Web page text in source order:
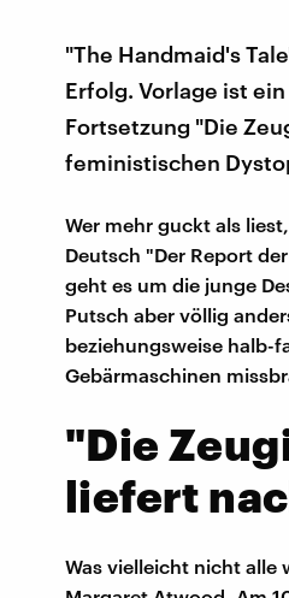
"The Handmaid's
Erfolg. Vorlage ist
Fortsetzung "Die
feministischen
Wer mehr guckt als
Deutsch "Der Report
geht es um die junge
Putsch aber völlig
beziehungsweise halb-
Gebärmaschinen
"Die
liefert
Was vielleicht nicht alle